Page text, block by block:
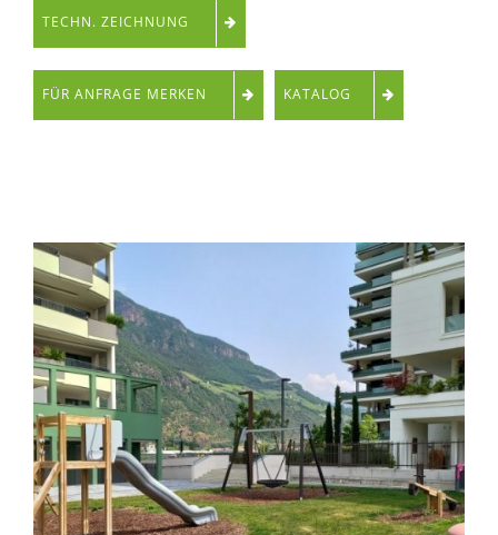
TECHN. ZEICHNUNG
FÜR ANFRAGE MERKEN KATALOG